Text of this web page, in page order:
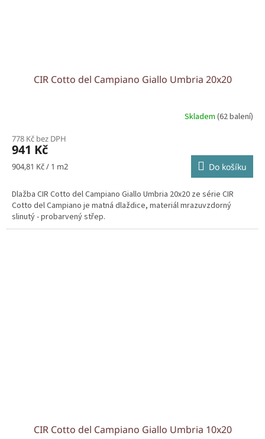
CIR Cotto del Campiano Giallo Umbria 20x20
Skladem (62 balení)
778 Kč bez DPH
941 Kč
Měrná
904,81 Kč / 1 m2 Do košíku
Dlažba CIR Cotto del Campiano Giallo Umbria 20x20 ze série CIR
Cotto del Campiano je matná dlaždice, materiál mrazuvzdorný
slinutý - probarvený střep.
CIR Cotto del Campiano Giallo Umbria 10x20